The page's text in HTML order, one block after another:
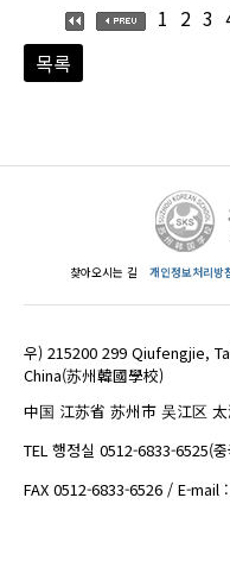
1 2 3
목록
찾아오시는 길 개인정보처리방
우) 215200 299 Qiufengjie,
China(苏州韓國學校)
中国 江苏省 苏州市 吴江区
TEL 행정실 0512-6833-6525(
FAX 0512-6833-6526 / E-